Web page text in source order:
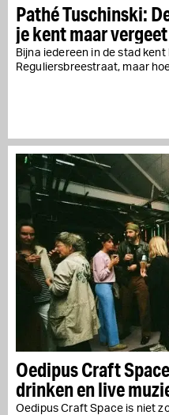
Pathé Tuschinski:
je kent maar
Bijna iedereen in de stad
Reguliersbreestraat, maar
Oedipus Craft
drinken en live
Oedipus Craft Space is niet